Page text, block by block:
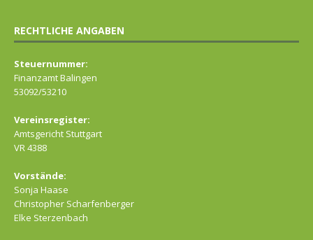
RECHTLICHE ANGABEN
Steuernummer:
Finanzamt Balingen
53092/53210
Vereinsregister:
Amtsgericht Stuttgart
VR 4388
Vorstände:
Sonja Haase
Christopher Scharfenberger
Elke Sterzenbach